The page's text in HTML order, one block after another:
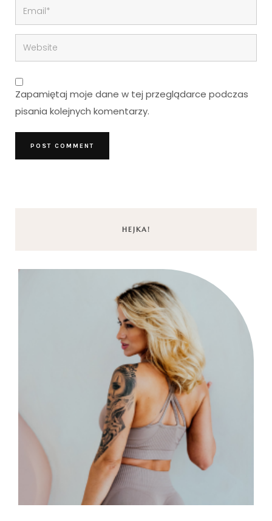
Zapamiętaj moje dane w tej przeglądarce podczas
pisania kolejnych komentarzy.
HEJKA!